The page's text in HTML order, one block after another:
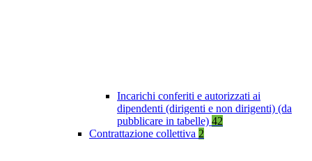
Incarichi conferiti e autorizzati ai
dipendenti (dirigenti e non dirigenti) (da
pubblicare in tabelle) 42
Contrattazione collettiva 2